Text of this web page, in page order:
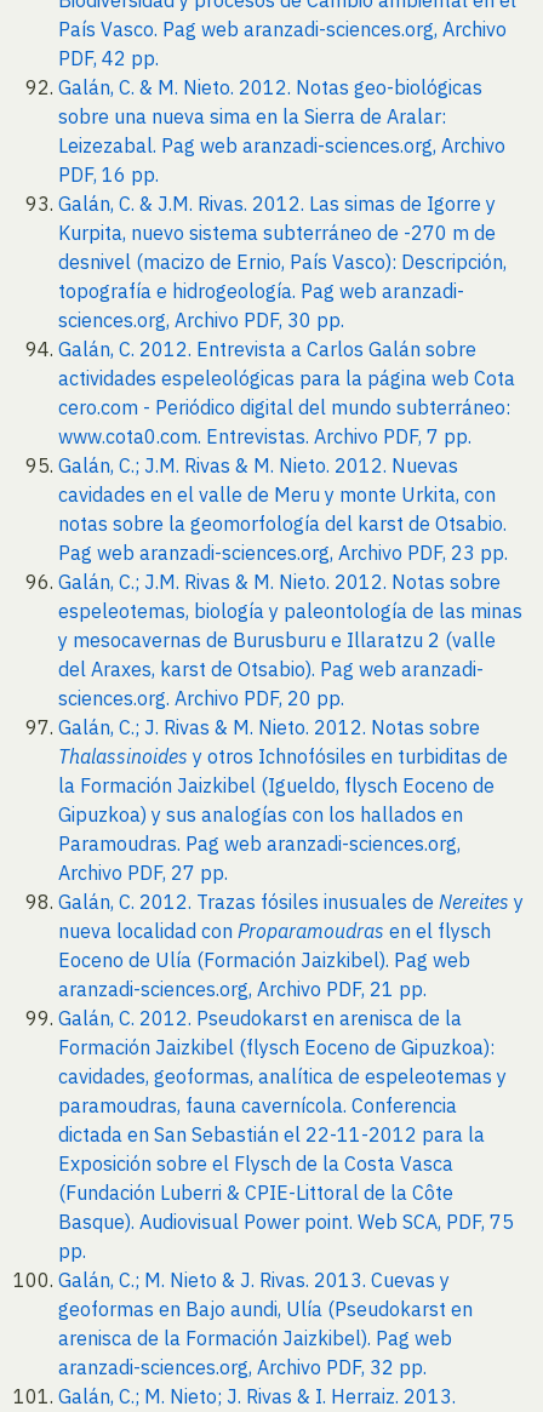
País Vasco. Pag web aranzadi-sciences.org, Archivo
PDF, 42 pp.
Galán, C. & M. Nieto. 2012. Notas geo-biológicas
sobre una nueva sima en la Sierra de Aralar:
Leizezabal. Pag web aranzadi-sciences.org, Archivo
PDF, 16 pp.
Galán, C. & J.M. Rivas. 2012. Las simas de Igorre y
Kurpita, nuevo sistema subterráneo de -270 m de
desnivel (macizo de Ernio, País Vasco): Descripción,
topografía e hidrogeología. Pag web aranzadi-
sciences.org, Archivo PDF, 30 pp.
Galán, C. 2012. Entrevista a Carlos Galán sobre
actividades espeleológicas para la página web Cota
cero.com - Periódico digital del mundo subterráneo:
www.cota0.com. Entrevistas. Archivo PDF, 7 pp.
Galán, C.; J.M. Rivas & M. Nieto. 2012. Nuevas
cavidades en el valle de Meru y monte Urkita, con
notas sobre la geomorfología del karst de Otsabio.
Pag web aranzadi-sciences.org, Archivo PDF, 23 pp.
Galán, C.; J.M. Rivas & M. Nieto. 2012. Notas sobre
espeleotemas, biología y paleontología de las minas
y mesocavernas de Burusburu e Illaratzu 2 (valle
del Araxes, karst de Otsabio). Pag web aranzadi-
sciences.org. Archivo PDF, 20 pp.
Galán, C.; J. Rivas & M. Nieto. 2012. Notas sobre
Thalassinoides y otros Ichnofósiles en turbiditas de
la Formación Jaizkibel (Igueldo, flysch Eoceno de
Gipuzkoa) y sus analogías con los hallados en
Paramoudras. Pag web aranzadi-sciences.org,
Archivo PDF, 27 pp.
Galán, C. 2012. Trazas fósiles inusuales de Nereites y
nueva localidad con Proparamoudras en el flysch
Eoceno de Ulía (Formación Jaizkibel). Pag web
aranzadi-sciences.org, Archivo PDF, 21 pp.
Galán, C. 2012. Pseudokarst en arenisca de la
Formación Jaizkibel (flysch Eoceno de Gipuzkoa):
cavidades, geoformas, analítica de espeleotemas y
paramoudras, fauna cavernícola. Conferencia
dictada en San Sebastián el 22-11-2012 para la
Exposición sobre el Flysch de la Costa Vasca
(Fundación Luberri & CPIE-Littoral de la Côte
Basque). Audiovisual Power point. Web SCA, PDF, 75
pp.
Galán, C.; M. Nieto & J. Rivas. 2013. Cuevas y
geoformas en Bajo aundi, Ulía (Pseudokarst en
arenisca de la Formación Jaizkibel). Pag web
aranzadi-sciences.org, Archivo PDF, 32 pp.
Galán, C.; M. Nieto; J. Rivas & I. Herraiz. 2013.